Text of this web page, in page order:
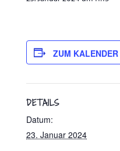
ZUM
DETAILS
Datum:
23. Januar 2024